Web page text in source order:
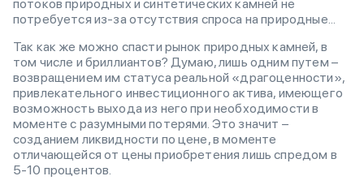
потоков природных и синтетических камней не
потребуется из-за отсутствия спроса на природные...
Так как же можно спасти рынок природных камней, в
том числе и бриллиантов? Думаю, лишь одним путем –
возвращением им статуса реальной «драгоценности»,
привлекательного инвестиционного актива, имеющего
возможность выхода из него при необходимости в
моменте с разумными потерями. Это значит –
созданием ликвидности по цене, в моменте
отличающейся от цены приобретения лишь спредом в
5-10 процентов.